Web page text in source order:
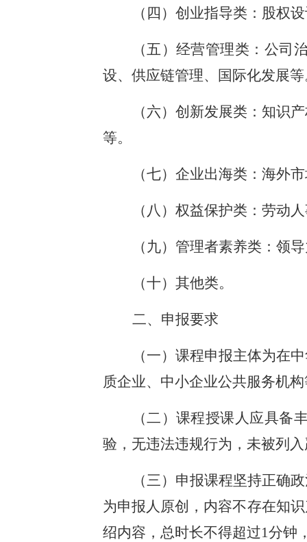
（四）创业指导类：股权
（五）经营管理类：公司
设、供应链管理、国际化发展
（六）创新发展类：知识
等。
（七）企业出海类：海外
（八）权益保护类：劳动
（九）管理者素养类：领
（十）其他类。
二、申报要求
（一）课程申报主体为在
质企业、中小企业公共服务机
（二）课程授课人应具备
验，无违法违规行为，未被列
（三）申报课程坚持正确
为申报人原创，内容不存在知
绍内容，总时长不得超过1分钟